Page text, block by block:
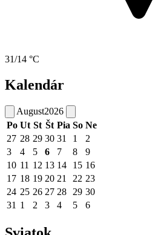
31/14 °C
Kalendár
August2026
Po Ut St Št Pia So Ne
27 28 29 30 31 1
2
3
4 5 6 7 8
9
10 11 12 13 14 15 16
17 18 19 20 21 22 23
24 25 26 27 28 29 30
31 1 2 3 4 5 6